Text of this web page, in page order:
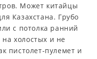
Может китайцы
Казахстана. Грубо
с потолка ранний
холостых и не
пистолет-пулемет и